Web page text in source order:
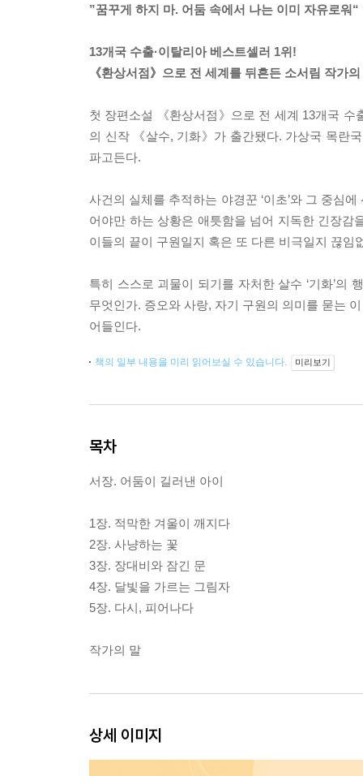
”꿈꾸게 하지 마. 어둠 속에서 나는 이미 자유로워“
13개국 수출·이탈리아 베스트셀러 1위!
《환상서점》으로 전 세계를 뒤흔든 소서림 작가
첫 장편소설 《환상서점》으로 전 세계 13개국
의 신작 《살수, 기화》가 출간됐다. 가상국 목란
파고든다.
사건의 실체를 추적하는 야경꾼 ‘이초’와 그 중심
어야만 하는 상황은 애틋함을 넘어 지독한 긴장
이들의 끝이 구원일지 혹은 또 다른 비극일지 끊임
특히 스스로 괴물이 되기를 자처한 살수 ‘기화’의
무엇인가. 증오와 사랑, 자기 구원의 의미를 묻는
어들인다.
책의 일부 내용을 미리 읽어보실 수 있습니다. 미리보기
목차
서장. 어둠이 길러낸 아이
1장. 적막한 겨울이 깨지다
2장. 사냥하는 꽃
3장. 장대비와 잠긴 문
4장. 달빛을 가르는 그림자
5장. 다시, 피어나다
작가의 말
상세 이미지